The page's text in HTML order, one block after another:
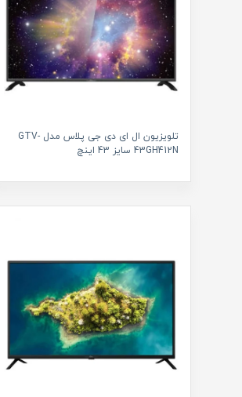
تلویزیون ال ای دی جی پلاس مدل GTV-
43GH412N سایز 43 اینچ